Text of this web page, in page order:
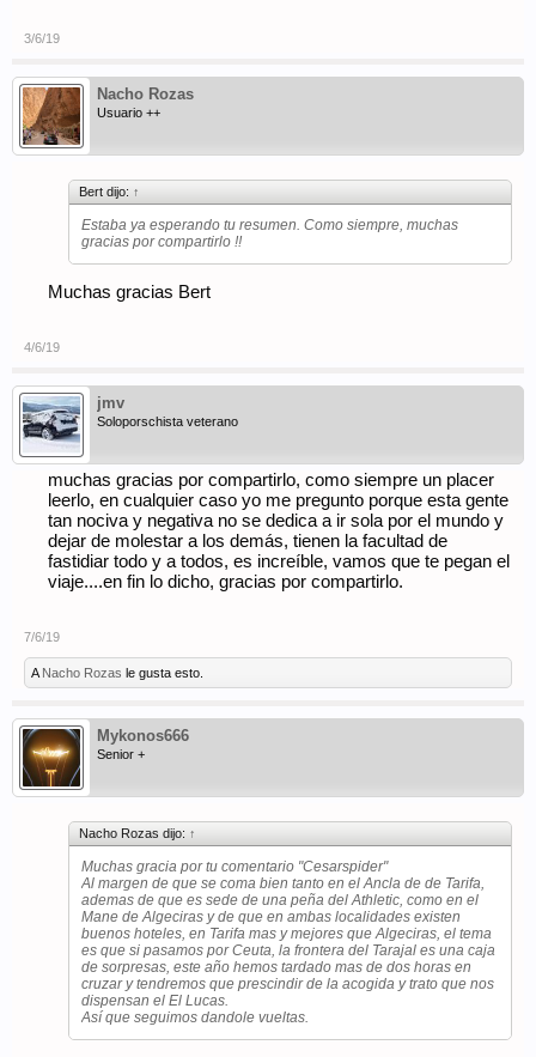
3/6/19
Nacho Rozas
Usuario ++
Bert dijo: ↑
Estaba ya esperando tu resumen. Como siempre, muchas
gracias por compartirlo !!
Muchas gracias Bert
4/6/19
jmv
Soloporschista veterano
muchas gracias por compartirlo, como siempre un placer
leerlo, en cualquier caso yo me pregunto porque esta gente
tan nociva y negativa no se dedica a ir sola por el mundo y
dejar de molestar a los demás, tienen la facultad de
fastidiar todo y a todos, es increíble, vamos que te pegan el
viaje....en fin lo dicho, gracias por compartirlo.
7/6/19
A Nacho Rozas le gusta esto.
Mykonos666
Senior +
Nacho Rozas dijo: ↑
Muchas gracia por tu comentario "Cesarspider"
Al margen de que se coma bien tanto en el Ancla de de Tarifa,
ademas de que es sede de una peña del Athletic, como en el
Mane de Algeciras y de que en ambas localidades existen
buenos hoteles, en Tarifa mas y mejores que Algeciras, el tema
es que si pasamos por Ceuta, la frontera del Tarajal es una caja
de sorpresas, este año hemos tardado mas de dos horas en
cruzar y tendremos que prescindir de la acogida y trato que nos
dispensan el El Lucas.
Así que seguimos dandole vueltas.